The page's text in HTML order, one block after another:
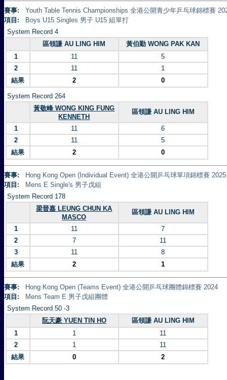
賽事:
Youth Table Tennis Championships 全港公開青少年乒乓球錦標賽
項目:
Boys U15 Singles 男子 U15 組單打
System Record 4
區領謙 AU LING HIM
黃伯勤 WONG PAK KAN
1
11
5
2
11
1
結果
2 0
System Record 264
黃敬峰 WONG KING FUNG
KENNETH
區領謙 AU LING HIM
1 11
6
2
11
5
結果
2 0
賽事:
Hong Kong Open (Individual Event) 全港公開乒乓球單項錦標賽 2025
項目:
Mens E Single's 男子戊組
System Record 178
梁晉嘉 LEUNG CHUN KA
MASCO
區領謙 AU LING HIM
1 11
7
2
7
11
3
11
8
結果
2 1
賽事:
Hong Kong Open (Teams Event) 全港公開乒乓球團體錦標賽 2024
項目:
Mens Team E 男子戊組團體
System Record 50 -3
阮天豪 YUEN TIN HO
區領謙 AU LING HIM
1
1
11
2
1
11
結果
0 2